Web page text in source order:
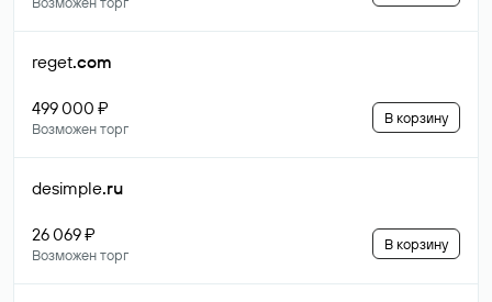
reget.com
499 000 ₽
Возможен торг
В корзину
desimple.ru
26 069 ₽
Возможен торг
В корзину